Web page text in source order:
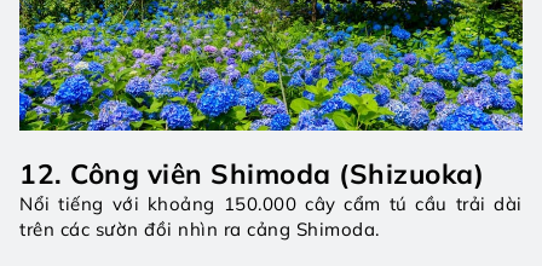
12. Công viên Shimoda (Shizuoka)
Nổi tiếng với khoảng 150.000 cây cẩm tú cầu trải dài
trên các sườn đồi nhìn ra cảng Shimoda.